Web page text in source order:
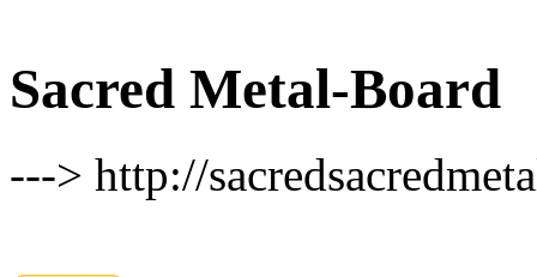
Sacred Metal-Board
---> http://